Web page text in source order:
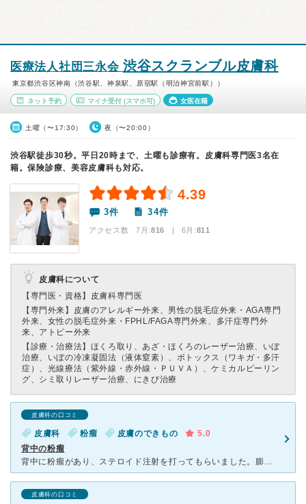
医療法人社団三永会 渋谷スクランブル皮膚科
東京都渋谷区神南（渋谷駅、神泉駅、原宿駅（明治神宮前駅））
ネット予約 マイナ受付(スマホ可) 女医在籍
土曜（〜17:30） 夜（〜20:00）
渋谷駅徒歩30秒。平日20時まで、土曜も診療有。皮膚科専門医3名在
籍。保険診療、美容皮膚科も対応。
4.39
3件 34件
アクセス数 7月:816 | 6月:811
皮膚科について
【専門医・資格】 皮膚科専門医
【専門外来】 皮膚のアレルギー外来、男性の脱毛症外来・AGA専門
外来、女性の脱毛症外来・FPHL/FAGA専門外来、多汗症専門外
来、アトピー外来
【診療・治療法】 ほくろ取り、あざ・ほくろのレーザー治療、いぼ
治療、いぼの冷凍凝固法（液体窒素）、ボトックス（ワキガ・多汗
症）、光線療法（紫外線・赤外線・ＰＵＶＡ）、ケミカルピーリン
グ、シミ取りレーザー治療、にきび治療
皮膚科の口コミ
皮膚科 粉瘤 皮膚のできもの
5.0
背中の粉瘤
背中に粉瘤があり、ステロイド注射を打ってもらいました。膨らみは取れても赤みはなくならないということで、赤みを無くすためにvビームレーザー治療も検討していくことになりました。 初めてうかがいましたが、
皮膚科の口コミ